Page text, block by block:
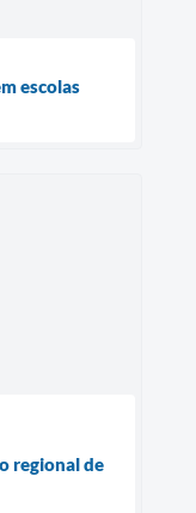
escolas
regional de